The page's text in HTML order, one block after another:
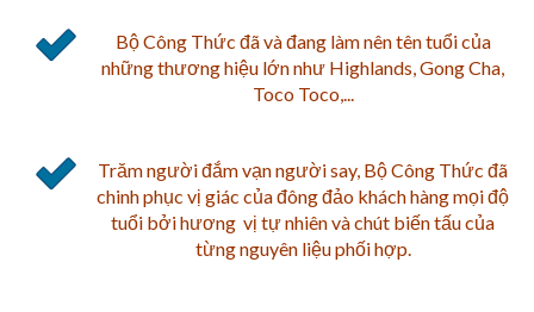
Bộ Công Thức đã và đang làm nên tên tuổi của
những thương hiệu lớn như Highlands, Gong Cha,
Toco Toco,...
Trăm người đắm vạn người say, Bộ Công Thức đã
chinh phục vị giác của đông đảo khách hàng mọi độ
tuổi bởi hương vị tự nhiên và chút biến tấu của
từng nguyên liệu phối hợp.